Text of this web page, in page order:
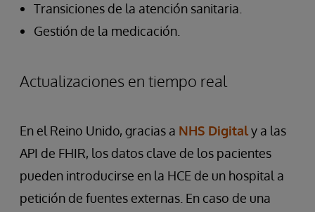
Transiciones de la atención sanitaria.
Gestión de la medicación.
Actualizaciones en tiempo real
En el Reino Unido, gracias a NHS Digitaly a las
API de FHIR, los datos clave de los pacientes
pueden introducirse en la HCE de un hospital a
petición de fuentes externas. En caso de una